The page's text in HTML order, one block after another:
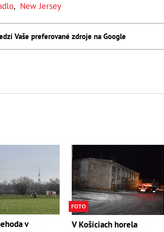
, New Jersey
Vaše preferované zdroje na Google
v
FOTO
V Košiciach horela